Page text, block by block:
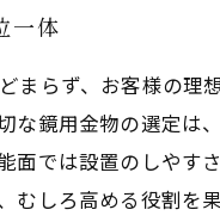
一体
らず、お客様の
鏡用金物の選定
では設置のしや
しろ高める役割